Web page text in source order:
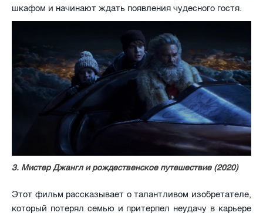
шкафом и начинают ждать появления чудесного гостя.
3. Мистер Джангл и рождественское путешествие (2020)
Этот фильм рассказывает о талантливом изобретателе,
который потерял семью и притерпел неудачу в карьере